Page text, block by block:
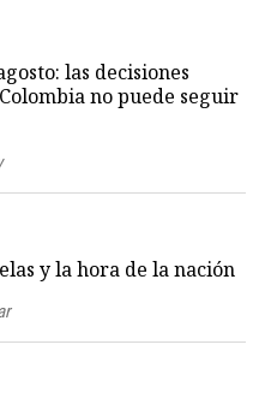
las decisiones
no puede seguir
y la hora de la nación